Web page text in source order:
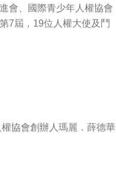
會、國際青少年人權協會
7屆，19位人權大使及鬥
協會創辦人瑪麗．薛德華